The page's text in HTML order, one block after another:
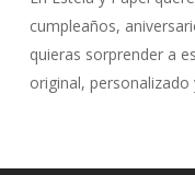
cumpleaños,
quieras sorprender a
original,